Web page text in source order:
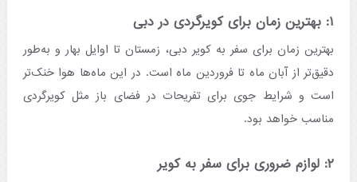
۱: بهترین زمان برای کویرگردی در دبی
بهترین زمان برای سفر به کویر دبی، زمستان تا اوایل بهار و به‌طور
دقیق‌تر از آبان ماه تا فروردین ماه است. در این ماه‌ها هوا خنک‌تر
است و شرایط جوی برای تفریحات در فضای باز مثل کویرگردی
مناسب خواهد بود.
۲: لوازم ضروری برای سفر به کویر